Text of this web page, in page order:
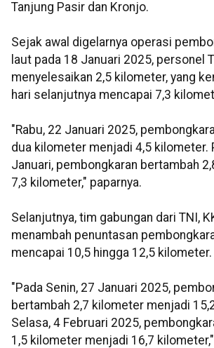
Tanjung Pasir dan Kronjo.
Sejak awal digelarnya operasi
laut pada 18 Januari 2025, personel
menyelesaikan 2,5 kilometer, yang
hari selanjutnya mencapai 7,3
"Rabu, 22 Januari 2025,
dua kilometer menjadi 4,5 kilometer.
Januari, pembongkaran bertambah
7,3 kilometer," paparnya.
Selanjutnya, tim gabungan dari TNI,
menambah penuntasan
mencapai 10,5 hingga 12,5 kilometer.
"Pada Senin, 27 Januari 2025,
bertambah 2,7 kilometer menjadi
Selasa, 4 Februari 2025,
1,5 kilometer menjadi 16,7